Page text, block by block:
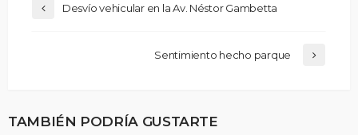
Desvío vehicular en la Av. Néstor Gambetta
Sentimiento hecho parque
TAMBIÉN PODRÍA GUSTARTE